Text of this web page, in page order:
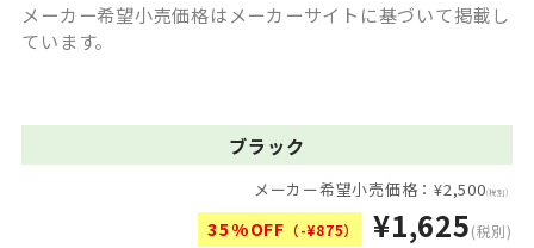
メーカー希望小売価格はメーカーサイトに基づいて掲載し
ています。
ブラック
メーカー希望小売価格：¥2,500(税別)
35%OFF （-¥875） ¥1,625(税別)